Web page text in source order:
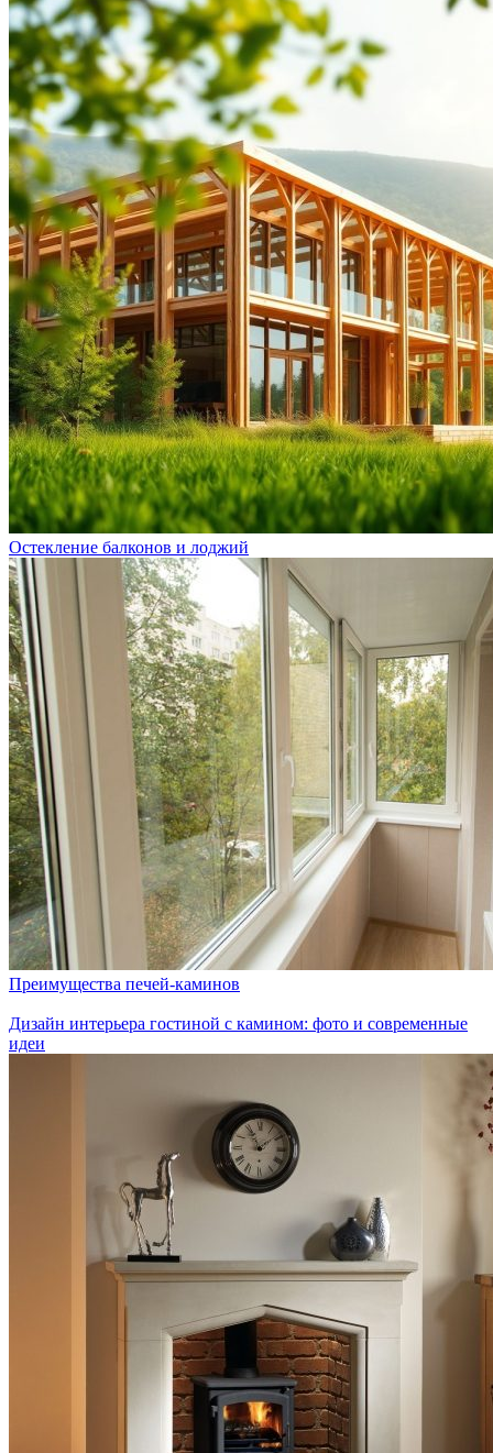
Остекление балконов и лоджий
Преимущества печей-каминов
Дизайн интерьера гостиной с камином: фото и современные
идеи